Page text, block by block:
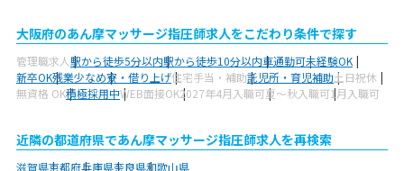
大阪府のあん摩マッサージ指圧師求人をこだわり条件で探す
管理職求人駅から徒歩5分以内駅から徒歩10分以内車通勤可未経験OK
新卒OK残業少なめ寮・借り上げ住宅手当・補助託児所・育児補助土日祝休
無資格 OK積極採用中WEB面接OK2027年4月入職可夏～秋入職可1月入職可
近隣の都道府県であん摩マッサージ指圧師求人を再検索
滋賀県京都府兵庫県奈良県和歌山県